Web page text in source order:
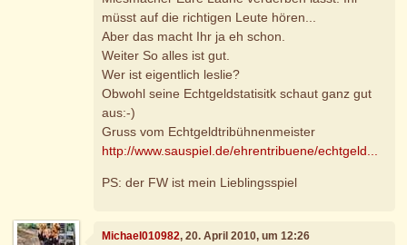
müsst auf die richtigen Leute hören...
Aber das macht Ihr ja eh schon.
Weiter So alles ist gut.
Wer ist eigentlich leslie?
Obwohl seine Echtgeldstatisitk schaut ganz gut
aus:-)
Gruss vom Echtgeldtribühnenmeister
http://www.sauspiel.de/ehrentribuene/echtgeld...
PS: der FW ist mein Lieblingsspiel
Michael010982, 20. April 2010, um 12:26